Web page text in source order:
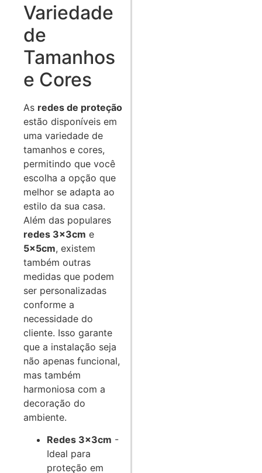
Variedade
de
Tamanhos
e Cores
As redes de proteção
estão disponíveis em
uma variedade de
tamanhos e cores,
permitindo que você
escolha a opção que
melhor se adapta ao
estilo da sua casa.
Além das populares
redes 3x3cm e
5x5cm, existem
também outras
medidas que podem
ser personalizadas
conforme a
necessidade do
cliente. Isso garante
que a instalação seja
não apenas funcional,
mas também
harmoniosa com a
decoração do
ambiente.
Redes 3x3cm -
Ideal para
proteção em